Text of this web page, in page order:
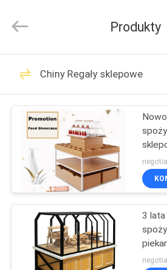
DOM
PRODUKTY
FILMY
NAS
WYCIECZKA
Shelves
Co.,Ltd.
Reserved.
Kup półki
displayowe
Regały
Supermarket
Produkty
Chiny Regały sklepowe
*
3 lata